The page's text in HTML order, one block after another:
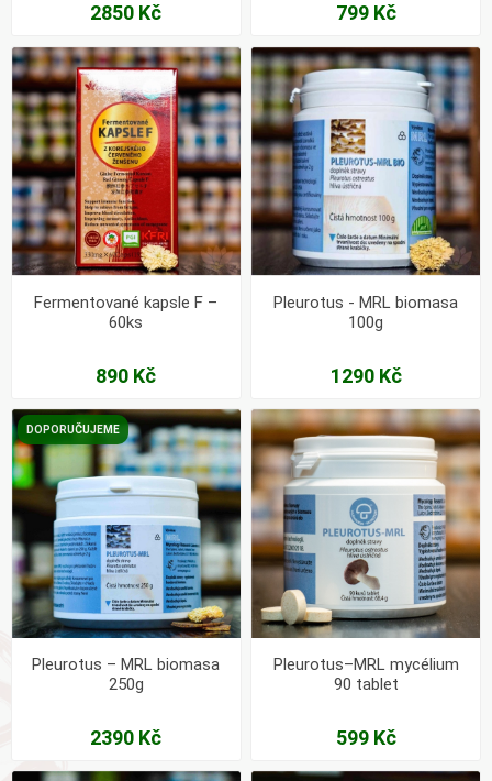
2850 Kč 799 Kč
Fermentované kapsle F –
60ks
890 Kč
Pleurotus - MRL biomasa
100g
1290 Kč
DOPORUČUJEME
Pleurotus – MRL biomasa
250g
2390 Kč
Pleurotus–MRL mycélium
90 tablet
599 Kč